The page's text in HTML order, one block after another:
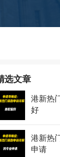
选文章
港新热
好
港新热
申请